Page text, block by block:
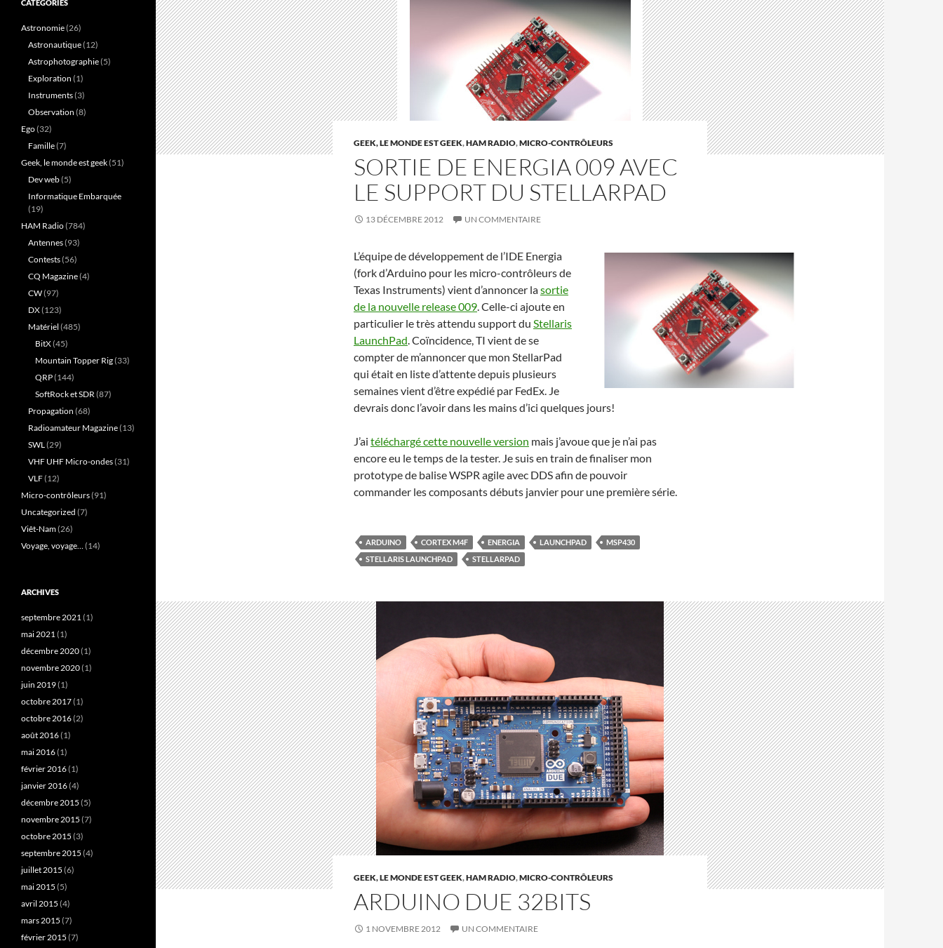
GEEK, LE MONDE EST GEEK,HAM RADIO,MICRO-CONTRÔLEURS
SORTIE DE ENERGIA 009 AVEC
LE SUPPORT DU STELLARPAD
13 DÉCEMBRE 2012 UN COMMENTAIRE
L’équipe de développement de l’IDE Energia
(fork d’Arduino pour les micro-contrôleurs de
Texas Instruments) vient d’annoncer lasortie
de la nouvelle release 009. Celle-ci ajoute en
particulier le très attendu support du Stellaris
LaunchPad. Coïncidence, TI vient de se
compter de m’annoncer que mon StellarPad
qui était en liste d’attente depuis plusieurs
semaines vient d’être expédié par FedEx. Je
devrais donc l’avoir dans les mains d’ici quelques jours!
J’ai téléchargé cette nouvelle version mais j’avoue que je n’ai pas
encore eu le temps de la tester. Je suis en train de finaliser mon
prototype de balise WSPR agile avec DDS afin de pouvoir
commander les composants débuts janvier pour une première série.
ARDUINO CORTEX M4F ENERGIA LAUNCHPAD
MSP430
STELLARIS LAUNCHPAD
STELLARPAD
GEEK, LE MONDE EST GEEK,HAM RADIO,MICRO-CONTRÔLEURS
ARDUINO DUE 32BITS
1 NOVEMBRE 2012 UN COMMENTAIRE
CATÉGORIES
Astronomie(26)
Astronautique(12)
Astrophotographie(5)
Exploration (1)
Instruments(3)
Observation (8)
Ego(32)
Famille(7)
Geek, le monde est geek(51)
Dev web(5)
Informatique Embarquée
(19)
HAM Radio(784)
Antennes(93)
Contests(56)
CQ Magazine(4)
CW(97)
DX(123)
Matériel (485)
BitX(45)
Mountain Topper Rig(33)
QRP(144)
SoftRock et SDR(87)
Propagation (68)
Radioamateur Magazine(13)
SWL(29)
VHF UHF Micro-ondes(31)
VLF(12)
Micro-contrôleurs(91)
Uncategorized (7)
Viêt-Nam(26)
Voyage, voyage…(14)
ARCHIVES
septembre 2021(1)
mai 2021(1)
décembre 2020(1)
novembre 2020(1)
juin 2019(1)
octobre 2017(1)
octobre 2016(2)
août 2016(1)
mai 2016(1)
février 2016(1)
janvier 2016(4)
décembre 2015 (5)
novembre 2015 (7)
octobre 2015 (3)
septembre 2015 (4)
juillet 2015 (6)
mai 2015 (5)
avril 2015 (4)
mars 2015 (7)
février 2015 (7)